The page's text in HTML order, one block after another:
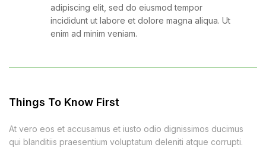
adipiscing elit, sed do eiusmod tempor
incididunt ut labore et dolore magna aliqua. Ut
enim ad minim veniam.
Things To Know First
At vero eos et accusamus et iusto odio dignissimos ducimus
qui blanditiis praesentium voluptatum deleniti atque corrupti.